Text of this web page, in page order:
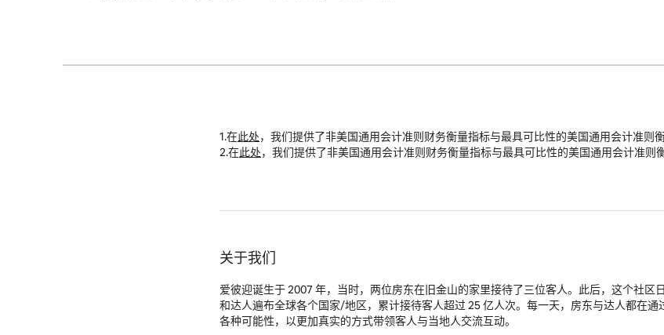
1.在此处，我们提供了非美国通用会计准则财务衡量指标与最具可比性的美国通用会计准则衡
2.在此处，我们提供了非美国通用会计准则财务衡量指标与最具可比性的美国通用会计准则
关于我们
爱彼迎诞生于 2007 年，当时，两位房东在旧金山的家里接待了三位客人。此后，这个社区
和达人遍布全球各个国家/地区，累计接待客人超过 25 亿人次。每一天，房东与达人都在
各种可能性，以更加真实的方式带领客人与当地人交流互动。